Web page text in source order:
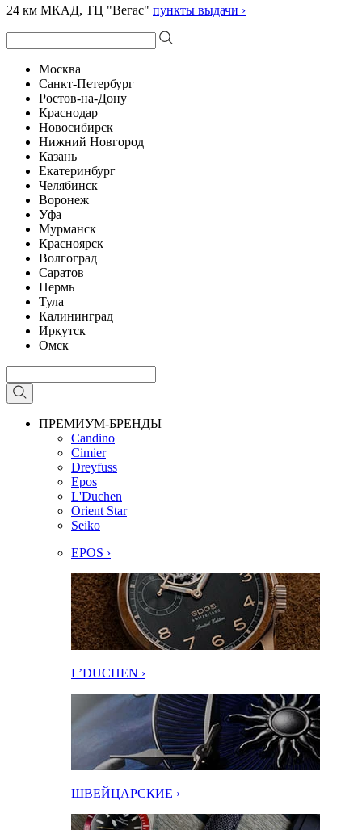
24 км МКАД, ТЦ "Вегас" пункты выдачи ›
Москва
Санкт-Петербург
Ростов-на-Дону
Краснодар
Новосибирск
Нижний Новгород
Казань
Екатеринбург
Челябинск
Воронеж
Уфа
Мурманск
Красноярск
Волгоград
Саратов
Пермь
Тула
Калининград
Иркутск
Омск
ПРЕМИУМ-БРЕНДЫ
Candino
Cimier
Dreyfuss
Epos
L'Duchen
Orient Star
Seiko
EPOS ›
L’DUCHEN ›
ШВЕЙЦАРСКИЕ ›